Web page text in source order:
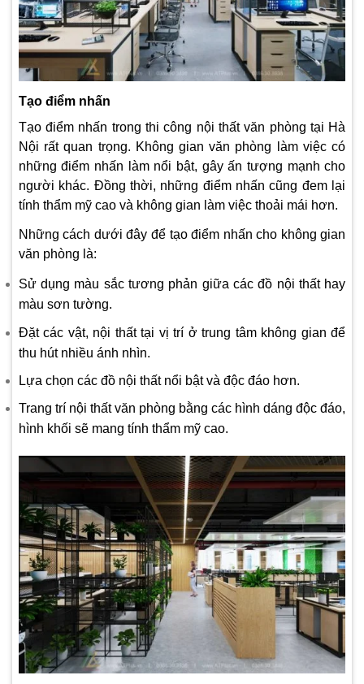
Tạo điểm nhấn
Tạo điểm nhấn trong thi công nội thất văn phòng tại Hà
Nội rất quan trọng. Không gian văn phòng làm việc có
những điểm nhấn làm nổi bật, gây ấn tượng mạnh cho
người khác. Đồng thời, những điểm nhấn cũng đem lại
tính thẩm mỹ cao và không gian làm việc thoải mái hơn.
Những cách dưới đây để tạo điểm nhấn cho không gian
văn phòng là:
Sử dụng màu sắc tương phản giữa các đồ nội thất hay
màu sơn tường.
Đặt các vật, nội thất tại vị trí ở trung tâm không gian để
thu hút nhiều ánh nhìn.
Lựa chọn các đồ nội thất nổi bật và độc đáo hơn.
Trang trí nội thất văn phòng bằng các hình dáng độc đáo,
hình khối sẽ mang tính thẩm mỹ cao.